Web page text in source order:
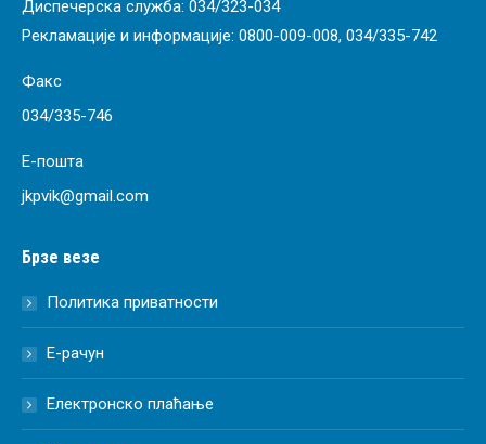
Диспечерска служба: 034/323-034
Рекламације и информације: 0800-009-008, 034/335-742
Факс
034/335-746
Е-пошта
jkpvik@gmail.com
Брзе везе
Политика приватности
Е-рачун
Електронско плаћање